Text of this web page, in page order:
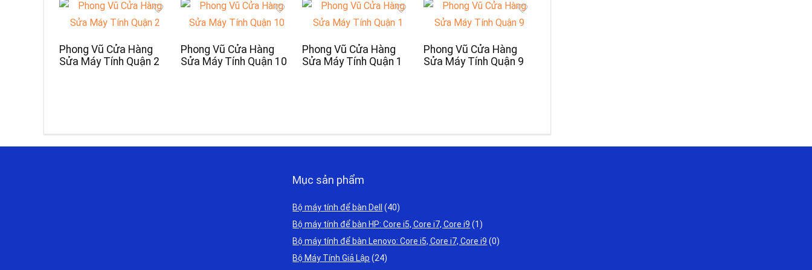
Phong Vũ Cửa Hàng
Sửa Máy Tính Quận 2
Phong Vũ Cửa Hàng
Sửa Máy Tính Quận 10
Phong Vũ Cửa Hàng
Sửa Máy Tính Quận 1
Phong Vũ Cửa Hàng
Sửa Máy Tính Quận 9
Mục sản phẩm
Bộ máy tính để bàn Dell
(40)
Bộ máy tính để bàn HP: Core i5, Core i7, Core i9 (1)
Bộ máy tính để bàn Lenovo: Core i5, Core i7, Core i9 (0)
Bộ Máy Tính Giả Lập (24)